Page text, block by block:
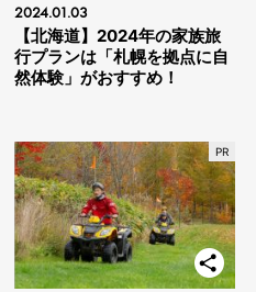
2024.01.03
【北海道】2024年の家族旅
行プランは「札幌を拠点に自
然体験」がおすすめ！